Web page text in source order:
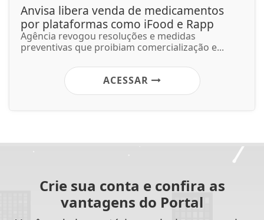
Anvisa libera venda de medicamentos
por plataformas como iFood e Rapp
Agência revogou resoluções e medidas
preventivas que proibiam comercialização e...
ACESSAR
Crie sua conta e confira as
vantagens do Portal